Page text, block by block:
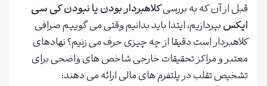
قبل از آن که به بررسیکلاهبردار بودن یا نبودن کی سی
ایکسبپردازیم، ایتدا باید بدانیم وقتی می گوییم صرافی
کلاهبردار است دقیقا از چه چیزی حرف می زنیم؟ نهادهای
معتبر و مراکز تحقیقات خارجی شاخص های واضحی برای
تشخیص تقلب در پلتفرم های مالی ارائه می دهند: